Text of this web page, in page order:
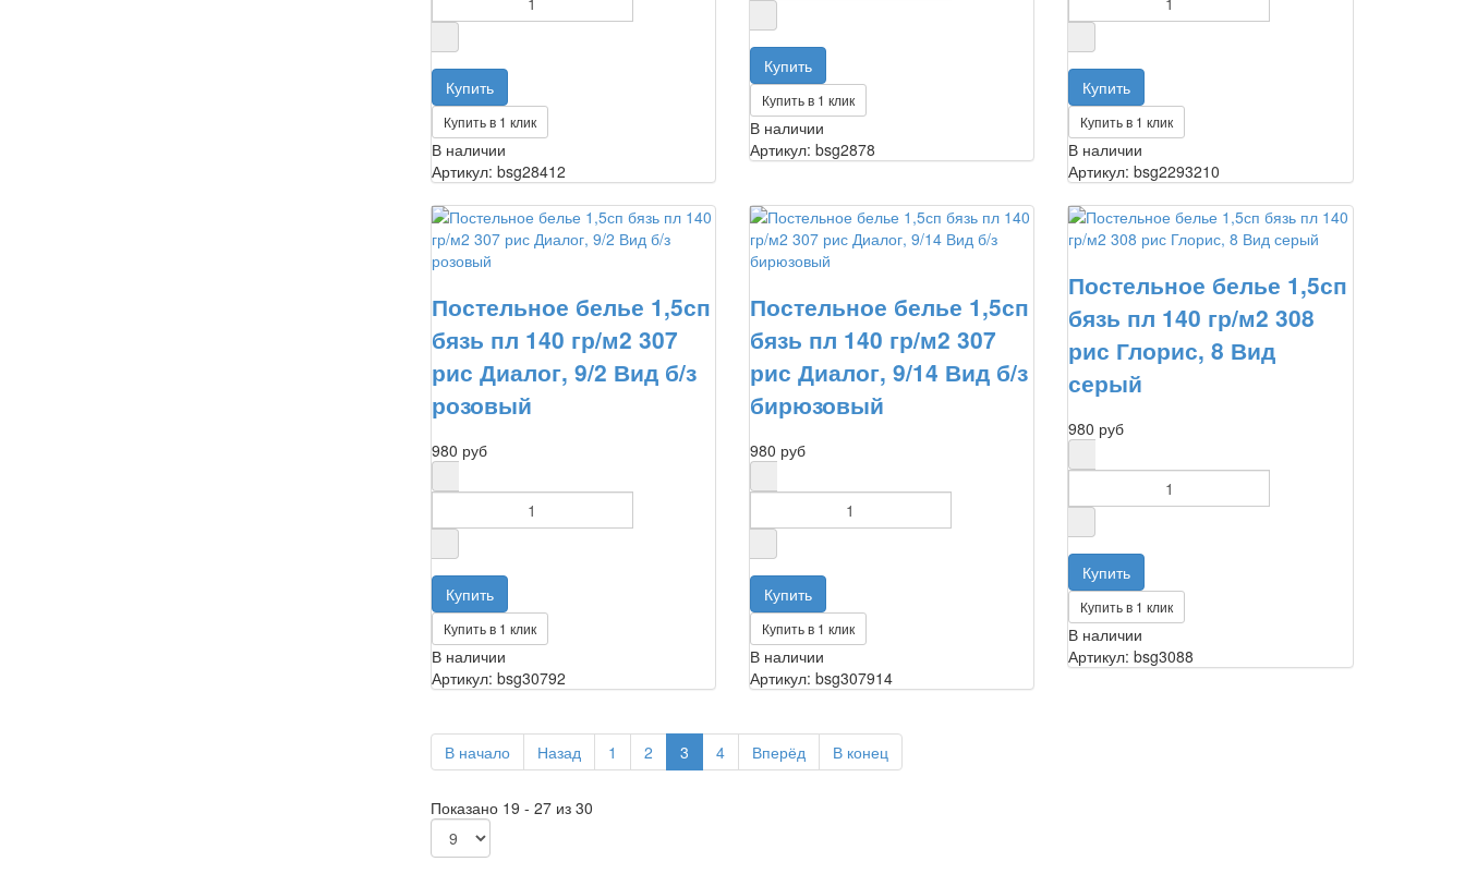
Купить в 1 клик
В наличии
Артикул: bsg28412
Купить в 1 клик
В наличии
Артикул: bsg2878
Купить в 1 клик
В наличии
Артикул: bsg2293210
Постельное белье 1,5сп
бязь пл 140 гр/м2 307
рис Диалог, 9/2 Вид б/з
розовый
980 руб
Купить в 1 клик
В наличии
Артикул: bsg30792
Постельное белье 1,5сп
бязь пл 140 гр/м2 307
рис Диалог, 9/14 Вид б/з
бирюзовый
980 руб
Купить в 1 клик
В наличии
Артикул: bsg307914
Постельное белье 1,5сп
бязь пл 140 гр/м2 308
рис Глорис, 8 Вид
серый
980 руб
Купить в 1 клик
В наличии
Артикул: bsg3088
В начало Назад 1 2 3 4 Вперёд В конец
Показано 19 - 27 из 30